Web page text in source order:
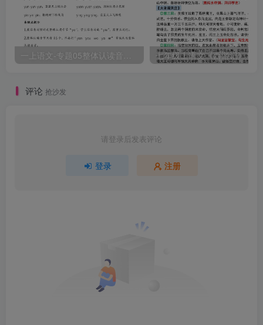
一上语文-专题05整体认读音节（16个）（知识+训练）
评论 抢沙发
请登录后发表评论
登录 注册